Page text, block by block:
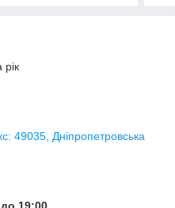
рік
49035, Дніпропетровська